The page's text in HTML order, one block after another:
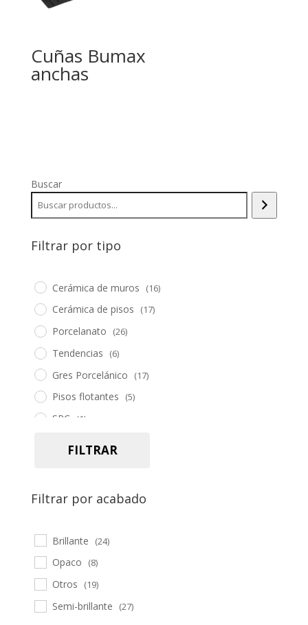
Cuñas Bumax
anchas
Buscar
Filtrar por tipo
Cerámica de muros (16)
Cerámica de pisos (17)
Porcelanato (26)
Tendencias (6)
Gres Porcelánico (17)
Pisos flotantes (5)
SPC (1)
Accesorios (34)
FILTRAR
Filtrar por acabado
Brillante (24)
Opaco (8)
Otros (19)
Semi-brillante (27)